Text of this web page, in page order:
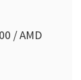
/ AMD